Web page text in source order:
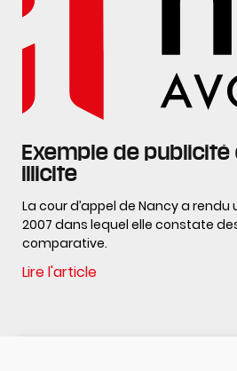
Exemple de
illicite
La cour d’appel de Nancy a rendu
2007 dans lequel elle constate
comparative.
Lire l'article